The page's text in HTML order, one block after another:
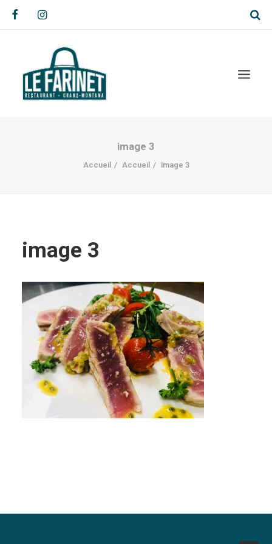
image 3
Accueil Accueil image 3
image 3